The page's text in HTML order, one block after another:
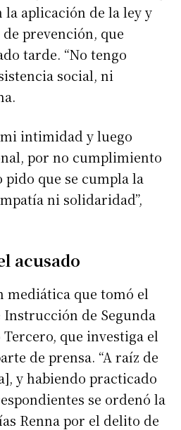
aplicación de la ley y
prevención, que
tarde. “No tengo
social, ni
intimidad y luego
por no cumplimiento
pido que se cumpla la
ni solidaridad”,
acusado
mediática que tomó el
de Segunda
que investiga el
de prensa. “A raíz de
y habiendo practicado
se ordenó la
Renna por el delito de